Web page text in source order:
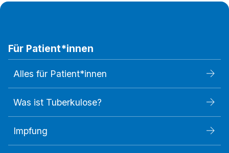
Für Patient*innen
Alles für Patient*innen
Was ist Tuberkulose?
Impfung